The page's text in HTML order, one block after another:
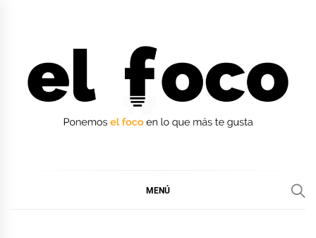
MENÚ